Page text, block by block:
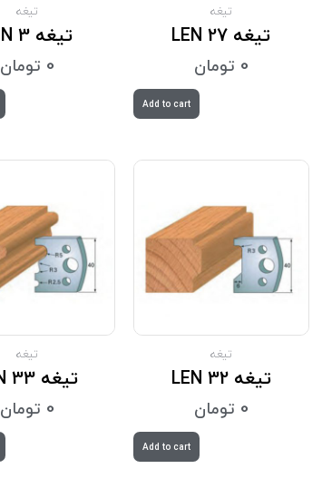
تیغه
تیغه LEN 27
0 تومان
Add to cart
تیغه
تیغه LEN 3
0 تومان
تیغه
تیغه LEN 32
0 تومان
Add to cart
تیغه
تیغه LEN 33
0 تومان